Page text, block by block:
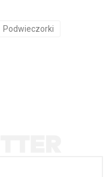
Podwieczorki